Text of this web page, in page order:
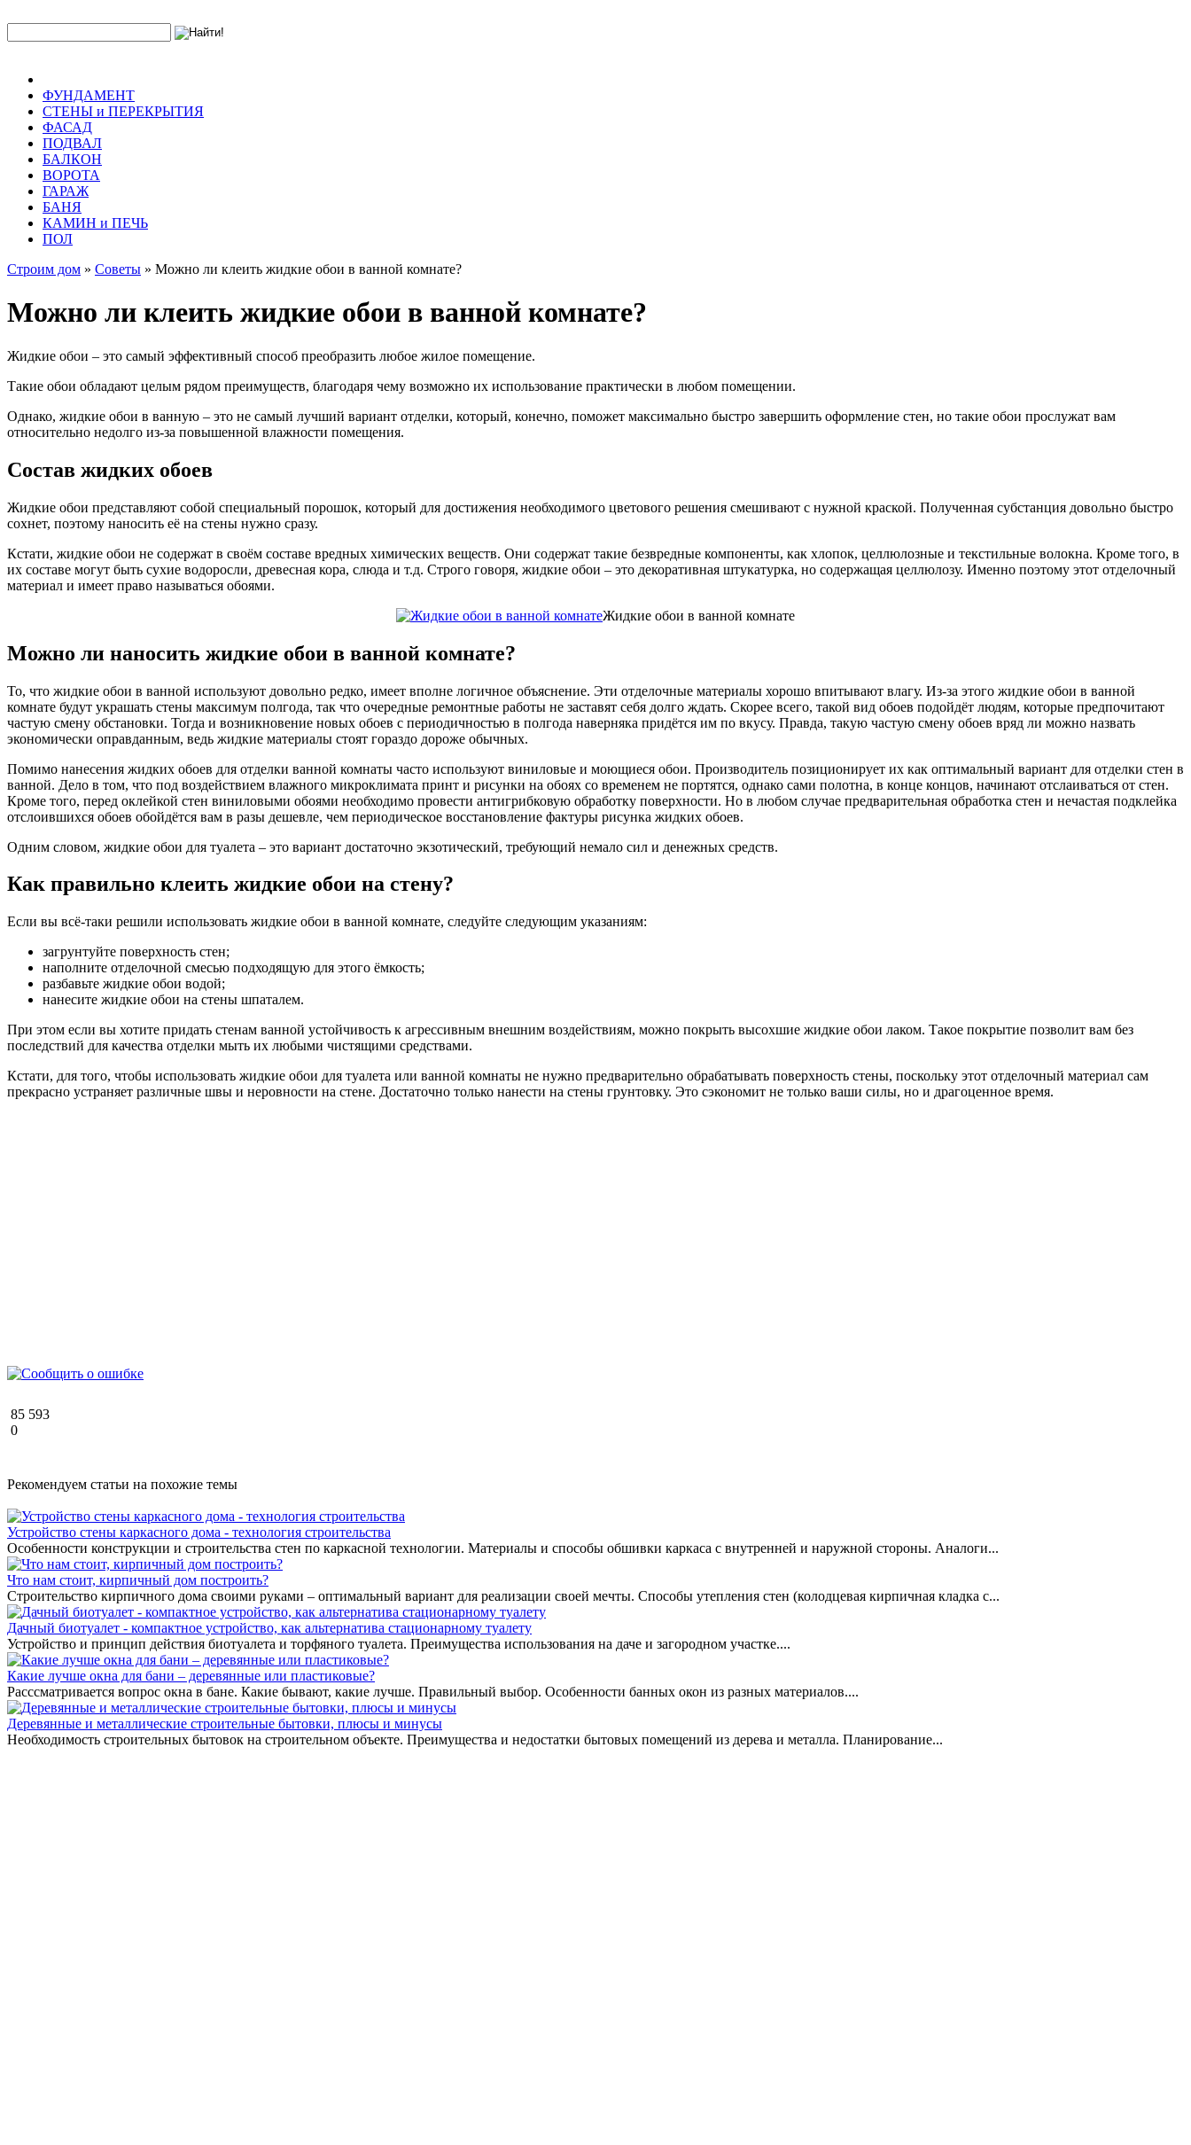
ФУНДАМЕНТ
СТЕНЫ и ПЕРЕКРЫТИЯ
ФАСАД
ПОДВАЛ
БАЛКОН
ВОРОТА
ГАРАЖ
БАНЯ
КАМИН и ПЕЧЬ
ПОЛ
Строим дом » Советы » Можно ли клеить жидкие обои в ванной комнате?
Можно ли клеить жидкие обои в ванной комнате?
Жидкие обои – это самый эффективный способ преобразить любое жилое помещение.
Такие обои обладают целым рядом преимуществ, благодаря чему возможно их использование практически в любом помещении.
Однако, жидкие обои в ванную – это не самый лучший вариант отделки, который, конечно, поможет максимально быстро завершить оформление стен, но такие обои прослужат вам
относительно недолго из-за повышенной влажности помещения.
Состав жидких обоев
Жидкие обои представляют собой специальный порошок, который для достижения необходимого цветового решения смешивают с нужной краской. Полученная субстанция довольно быстро
сохнет, поэтому наносить её на стены нужно сразу.
Кстати, жидкие обои не содержат в своём составе вредных химических веществ. Они содержат такие безвредные компоненты, как хлопок, целлюлозные и текстильные волокна. Кроме того, в
их составе могут быть сухие водоросли, древесная кора, слюда и т.д. Строго говоря, жидкие обои – это декоративная штукатурка, но содержащая целлюлозу. Именно поэтому этот отделочный
материал и имеет право называться обоями.
Жидкие обои в ванной комнате
Можно ли наносить жидкие обои в ванной комнате?
То, что жидкие обои в ванной используют довольно редко, имеет вполне логичное объяснение. Эти отделочные материалы хорошо впитывают влагу. Из-за этого жидкие обои в ванной
комнате будут украшать стены максимум полгода, так что очередные ремонтные работы не заставят себя долго ждать. Скорее всего, такой вид обоев подойдёт людям, которые предпочитают
частую смену обстановки. Тогда и возникновение новых обоев с периодичностью в полгода наверняка придётся им по вкусу. Правда, такую частую смену обоев вряд ли можно назвать
экономически оправданным, ведь жидкие материалы стоят гораздо дороже обычных.
Помимо нанесения жидких обоев для отделки ванной комнаты часто используют виниловые и моющиеся обои. Производитель позиционирует их как оптимальный вариант для отделки стен в
ванной. Дело в том, что под воздействием влажного микроклимата принт и рисунки на обоях со временем не портятся, однако сами полотна, в конце концов, начинают отслаиваться от стен.
Кроме того, перед оклейкой стен виниловыми обоями необходимо провести антигрибковую обработку поверхности. Но в любом случае предварительная обработка стен и нечастая подклейка
отслоившихся обоев обойдётся вам в разы дешевле, чем периодическое восстановление фактуры рисунка жидких обоев.
Одним словом, жидкие обои для туалета – это вариант достаточно экзотический, требующий немало сил и денежных средств.
Как правильно клеить жидкие обои на стену?
Если вы всё-таки решили использовать жидкие обои в ванной комнате, следуйте следующим указаниям:
загрунтуйте поверхность стен;
наполните отделочной смесью подходящую для этого ёмкость;
разбавьте жидкие обои водой;
нанесите жидкие обои на стены шпаталем.
При этом если вы хотите придать стенам ванной устойчивость к агрессивным внешним воздействиям, можно покрыть высохшие жидкие обои лаком. Такое покрытие позволит вам без
последствий для качества отделки мыть их любыми чистящими средствами.
Кстати, для того, чтобы использовать жидкие обои для туалета или ванной комнаты не нужно предварительно обрабатывать поверхность стены, поскольку этот отделочный материал сам
прекрасно устраняет различные швы и неровности на стене. Достаточно только нанести на стены грунтовку. Это сэкономит не только ваши силы, но и драгоценное время.
85 593
0
Рекомендуем статьи на похожие темы
Устройство стены каркасного дома - технология строительства
Особенности конструкции и строительства стен по каркасной технологии. Материалы и способы обшивки каркаса с внутренней и наружной стороны. Аналоги...
Что нам стоит, кирпичный дом построить?
Строительство кирпичного дома своими руками – оптимальный вариант для реализации своей мечты. Способы утепления стен (колодцевая кирпичная кладка с...
Дачный биотуалет - компактное устройство, как альтернатива стационарному туалету
Устройство и принцип действия биотуалета и торфяного туалета. Преимущества использования на даче и загородном участке....
Какие лучше окна для бани – деревянные или пластиковые?
Расссматривается вопрос окна в бане. Какие бывают, какие лучше. Правильный выбор. Особенности банных окон из разных материалов....
Деревянные и металлические строительные бытовки, плюсы и минусы
Необходимость строительных бытовок на строительном объекте. Преимущества и недостатки бытовых помещений из дерева и металла. Планирование...